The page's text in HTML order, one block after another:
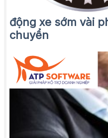
động xe sớm vài
chuyển